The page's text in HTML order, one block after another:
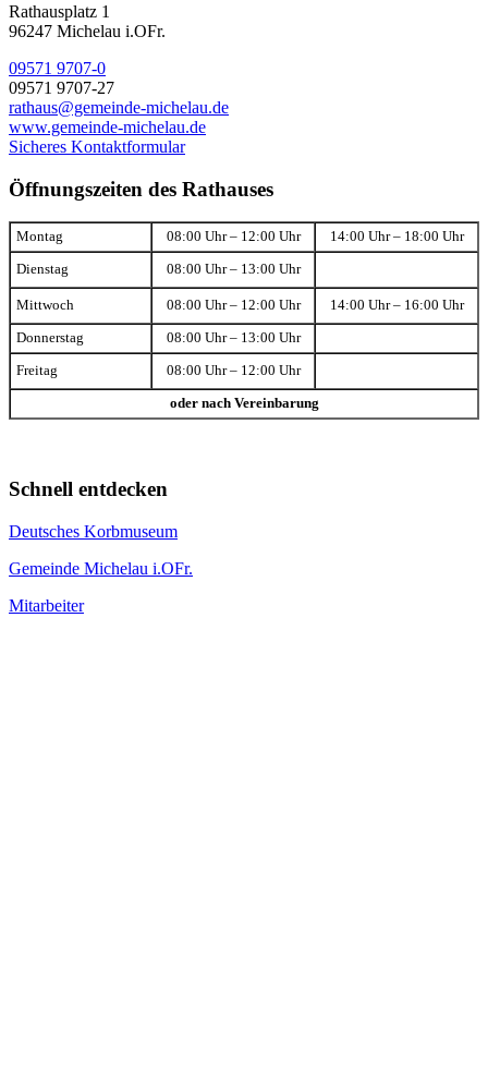
Rathausplatz 1
96247 Michelau i.OFr.
09571 9707-0
09571 9707-27
rathaus@gemeinde-michelau.de
www.gemeinde-michelau.de
Sicheres Kontaktformular
Öffnungszeiten des Rathauses
Montag 08:00 Uhr – 12:00 Uhr 14:00 Uhr – 18:00 Uhr
Dienstag 08:00 Uhr – 13:00 Uhr
Mittwoch 08:00 Uhr – 12:00 Uhr 14:00 Uhr – 16:00 Uhr
Donnerstag 08:00 Uhr – 13:00 Uhr
Freitag 08:00 Uhr – 12:00 Uhr
oder nach Vereinbarung
Schnell entdecken
Deutsches Korbmuseum
Gemeinde Michelau i.OFr.
Mitarbeiter